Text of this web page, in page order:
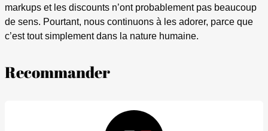
markups et les discounts n’ont probablement pas beaucoup
de sens. Pourtant, nous continuons à les adorer, parce que
c’est tout simplement dans la nature humaine.
Recommander